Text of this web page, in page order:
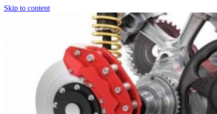
Skip to content